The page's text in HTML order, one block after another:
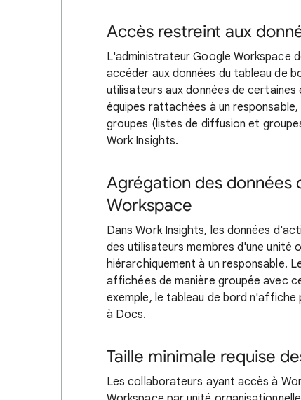
Accès restreint aux
L'administrateur Google Workspace
accéder aux données du tableau de
utilisateurs aux données de
équipes rattachées à un
groupes (listes de diffusion et
Work Insights.
Agrégation des données
Workspace
Dans Work Insights, les données
des utilisateurs membres d'une unité
hiérarchiquement à un responsable.
affichées de manière groupée avec
exemple, le tableau de bord
à Docs.
Taille minimale requise
Les collaborateurs ayant accès à